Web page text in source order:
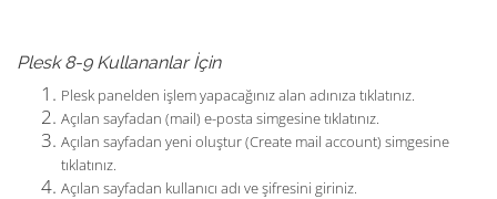
Plesk 8-9 Kullananlar İçin
Plesk panelden işlem yapacağınız alan adınıza tıklatınız.
Açılan sayfadan (mail) e-posta simgesine tıklatınız.
Açılan sayfadan yeni oluştur (Create mail account) simgesine
tıklatınız.
Açılan sayfadan kullanıcı adı ve şifresini giriniz.